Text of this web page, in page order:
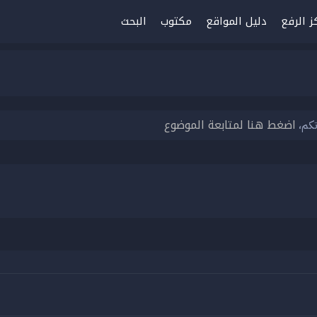
الرفع دليل المواقع مكتوب البحث
اضغط هنا لمتابعة الموضوع